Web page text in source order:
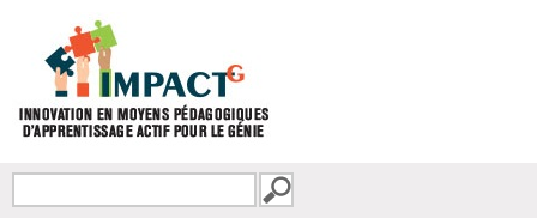
FORMULAIRE DE